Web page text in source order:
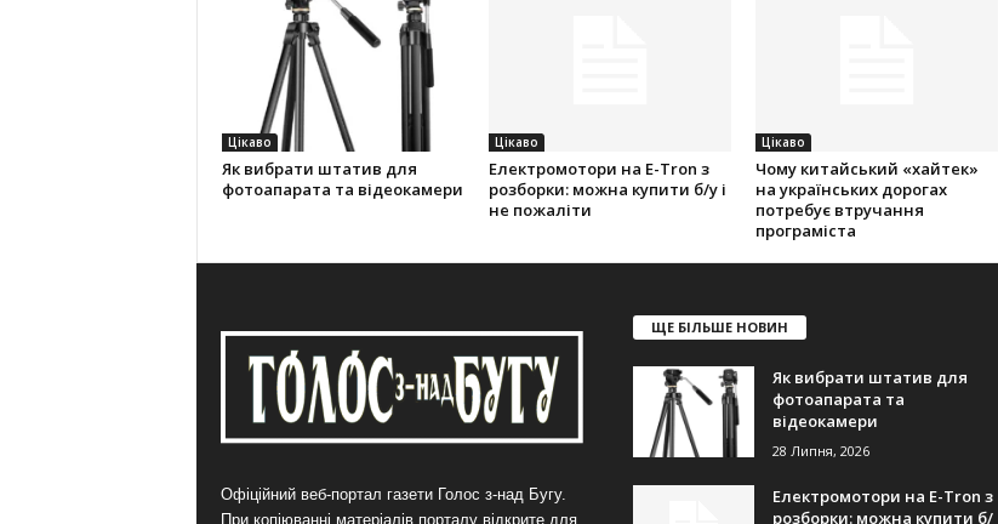
Цікаво
Як вибрати штатив для
фотоапарата та відеокамери
Цікаво
Електромотори на E-Tron з
розборки: можна купити б/у і
не пожаліти
Цікаво
Чому китайський «хайтек»
на українських дорогах
потребує втручання
програміста
Офіційний веб-портал газети Голос з-над Бугу.
При копіюванні матеріалів порталу відкрите для
ЩЕ БІЛЬШЕ НОВИН
Як вибрати штатив для
фотоапарата та
відеокамери
28 Липня, 2026
Електромотори на E-Tron з
розборки: можна купити б/